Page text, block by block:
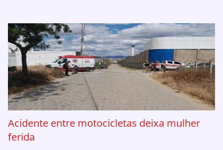
Acidente entre motocicletas deixa mulher
ferida